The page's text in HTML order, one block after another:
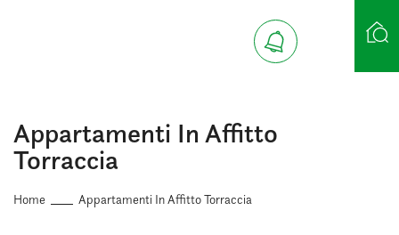
Appartamenti In Affitto
Torraccia
Home Appartamenti In Affitto Torraccia